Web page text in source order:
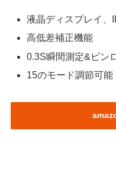
液晶ディスプレイ、
高低差補正機能
0.3S瞬間測定&ピン
15のモード調節可能